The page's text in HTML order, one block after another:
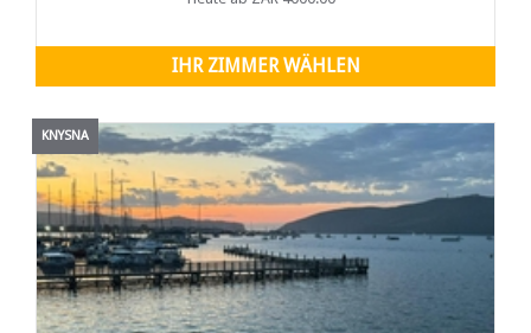
Waschbecken und WC.IHR ZIMMER WÄHLEN
KNYSNA